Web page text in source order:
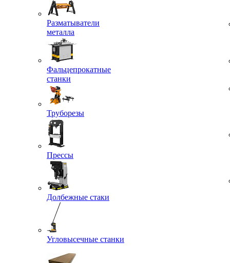
Разматыватели
металла
Фальцепрокатные
станки
Труборезы
Прессы
Долбежные стаки
Угловысечные станки